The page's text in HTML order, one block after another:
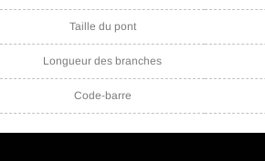
Taille du pont
Longueur des branches
Code-barre